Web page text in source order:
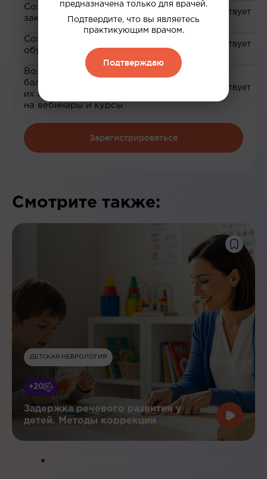
Сохранение материалов в
закладки
Сохранение прогресса по
обучению
Возможность зарабатывать
баллы и обменивать
их на скидку до 100%
на вебинары и курсы
Зарегистрироваться
Смотрите также:
ДЕТСКАЯ НЕВРОЛОГИЯ
+20
Задержка речевого развития у
детей. Методы коррекции
предназначена только для врачей.
Подтвердите, что вы являетесь
практикующим врачом.
Подтверждаю